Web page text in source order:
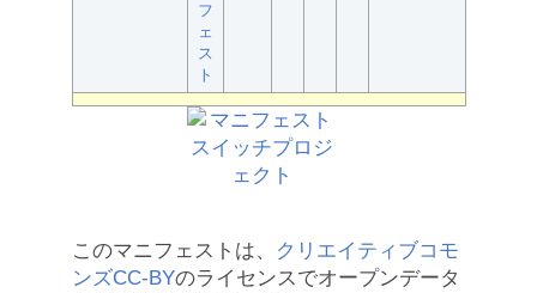
フ
ェ
ス
ト
このマニフェストは、
クリエイティブコモ
ンズCC-BYのライセンスでオープンデータ